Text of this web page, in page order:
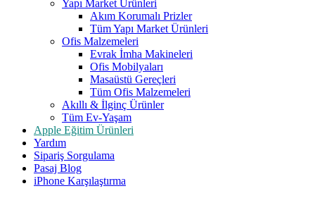
Yapı Market Ürünleri
Akım Korumalı Prizler
Tüm Yapı Market Ürünleri
Ofis Malzemeleri
Evrak İmha Makineleri
Ofis Mobilyaları
Masaüstü Gereçleri
Tüm Ofis Malzemeleri
Akıllı & İlginç Ürünler
Tüm Ev-Yaşam
Apple Eğitim Ürünleri
Yardım
Sipariş Sorgulama
Pasaj Blog
iPhone Karşılaştırma